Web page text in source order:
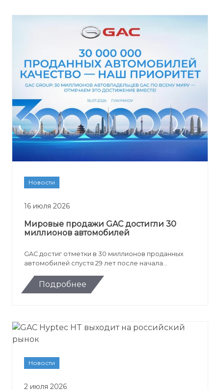
Новости
16 июля 2026
Мировые продажи GAC достигли 30
миллионов автомобилей
GAC достиг отметки в 30 миллионов проданных
автомобилей спустя 29 лет после начала
GAC M8 PHEV для зарубежного рынка.
Подробнее
Новости
2 июля 2026